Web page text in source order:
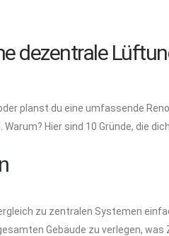
dezentrale
planst du eine umfassende
Hier sind 10 Gründe, die
zu zentralen Systemen
Gebäude zu verlegen, was